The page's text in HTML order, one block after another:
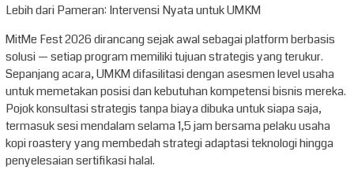
Lebih dari Pameran: Intervensi Nyata untuk UMKM
MitMe Fest 2026 dirancang sejak awal sebagai platform berbasis
solusi — setiap program memiliki tujuan strategis yang terukur.
Sepanjang acara, UMKM difasilitasi dengan asesmen level usaha
untuk memetakan posisi dan kebutuhan kompetensi bisnis mereka.
Pojok konsultasi strategis tanpa biaya dibuka untuk siapa saja,
termasuk sesi mendalam selama 1,5 jam bersama pelaku usaha
kopi roastery yang membedah strategi adaptasi teknologi hingga
penyelesaian sertifikasi halal.